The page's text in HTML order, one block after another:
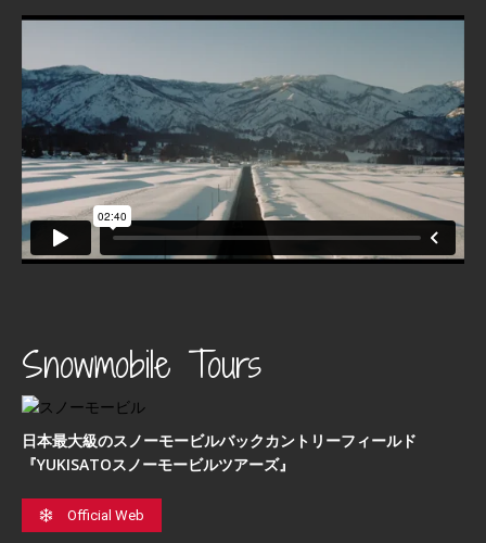
Snowmobile Tours
日本最⼤級のスノーモービルバックカントリーフィールド
『YUKISATOスノーモービルツアーズ』
Official Web